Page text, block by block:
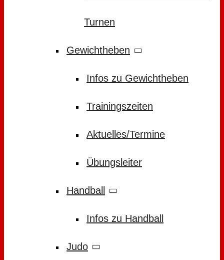
Turnen
Gewichtheben
Infos zu Gewichtheben
Trainingszeiten
Aktuelles/Termine
Übungsleiter
Handball
Infos zu Handball
Judo